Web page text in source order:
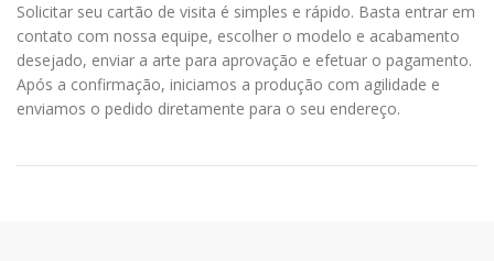
Solicitar seu cartão de visita é simples e rápido. Basta entrar em
contato com nossa equipe, escolher o modelo e acabamento
desejado, enviar a arte para aprovação e efetuar o pagamento.
Após a confirmação, iniciamos a produção com agilidade e
enviamos o pedido diretamente para o seu endereço.